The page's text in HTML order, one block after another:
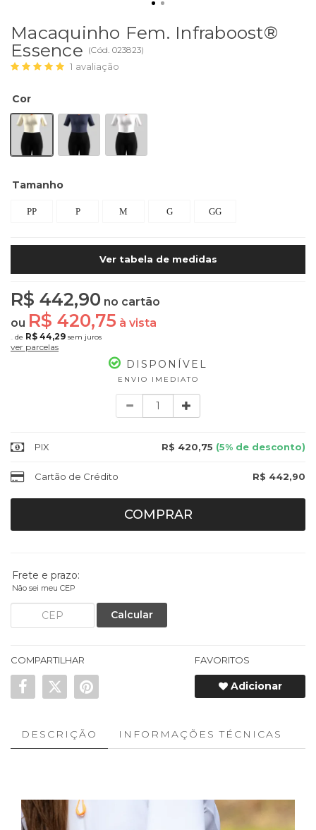
Macaquinho Fem. Infraboost®
Essence (Cód. 023823)
1 avaliação
Cor
Tamanho
PP P M G GG
Ver tabela de medidas
R$ 442,90 no cartão
ou R$ 420,75 à vista
de R$ 44,29 sem juros
ver parcelas
DISPONÍVEL
ENVIO IMEDIATO
PIX R$ 420,75 (5% de desconto)
Cartão de Crédito R$ 442,90
COMPRAR
Frete e prazo:
Não sei meu CEP
Calcular
COMPARTILHAR FAVORITOS
Adicionar
DESCRIÇÃO INFORMAÇÕES TÉCNICAS